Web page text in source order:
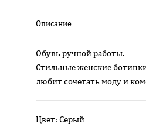
Описание
Обувь ручной работы.
Стильные женские
любит сочетать моду и
Цвет: Серый